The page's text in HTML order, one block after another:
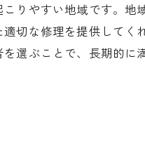
りやすい地域です。地
切な修理を提供してく
選ぶことで、長期的に